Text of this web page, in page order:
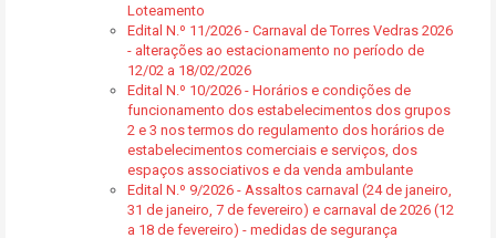
Loteamento
Edital N.º 11/2026 - Carnaval de Torres Vedras 2026
- alterações ao estacionamento no período de
12/02 a 18/02/2026
Edital N.º 10/2026 - Horários e condições de
funcionamento dos estabelecimentos dos grupos
2 e 3 nos termos do regulamento dos horários de
estabelecimentos comerciais e serviços, dos
espaços associativos e da venda ambulante
Edital N.º 9/2026 - Assaltos carnaval (24 de janeiro,
31 de janeiro, 7 de fevereiro) e carnaval de 2026 (12
a 18 de fevereiro) - medidas de segurança